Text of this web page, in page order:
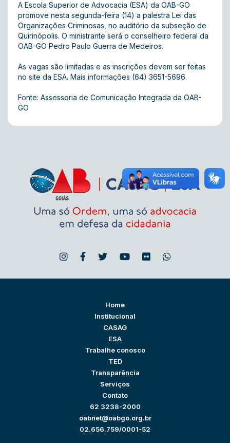
A Escola Superior de Advocacia (ESA) da OAB-GO
promove nesta segunda-feira (14) a palestra Lei das
Organizações Criminosas, no auditório da subseção de
Quirinópolis. O ministrante será o conselheiro federal da
OAB-GO Pedro Paulo Guerra de Medeiros.
As vagas são limitadas e as inscrições devem ser feitas
no site da ESA. Mais informações (64) 3651-5696.
Fonte: Assessoria de Comunicação Integrada da OAB-
GO
Home
Institucional
CASAG
ESA
Trabalhe conosco
TED
Transparência
Serviços
Contato
62 3238-2000
oabnet@oabgo.org.br
02.656.759/0001-52